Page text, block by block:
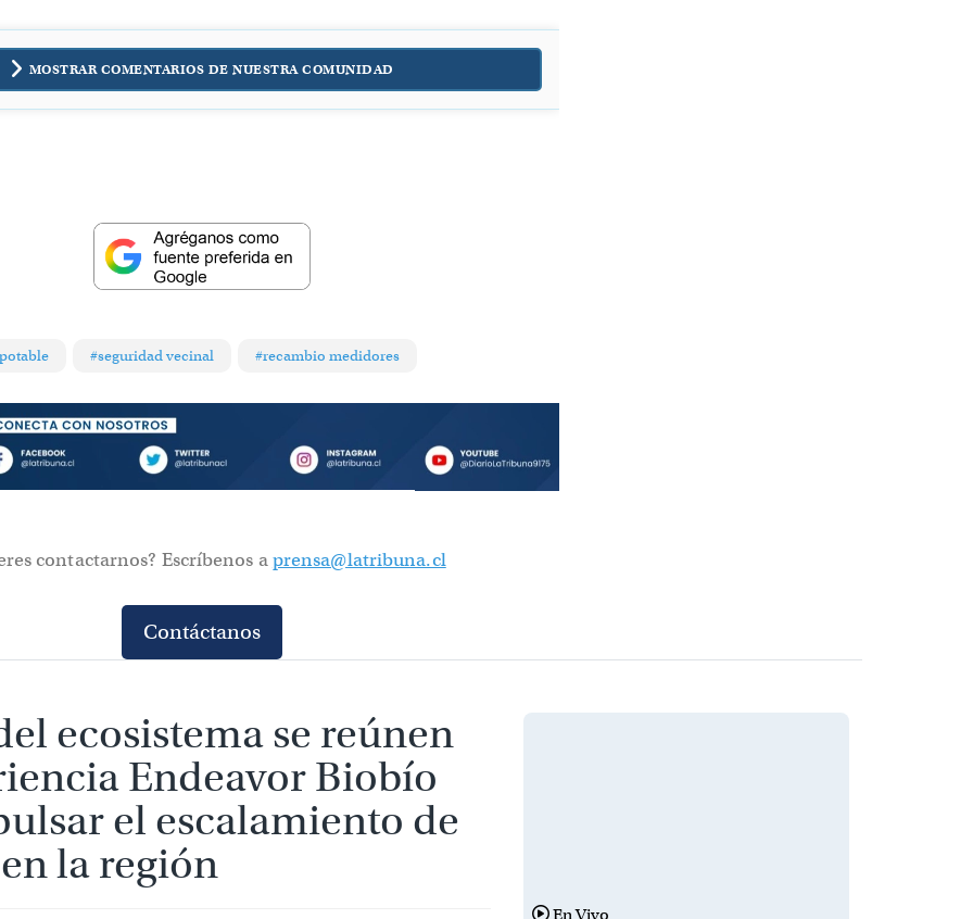
MOSTRAR COMENTARIOS DE NUESTRA COMUNIDAD
#seguridad vecinal #recambio medidores
contactarnos? Escríbenos aprensa@latribuna.cl
Contáctanos
ecosistema se reúnen en
Endeavor Biobío para
escalamiento de startups